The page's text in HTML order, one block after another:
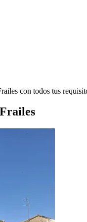
con todos tus